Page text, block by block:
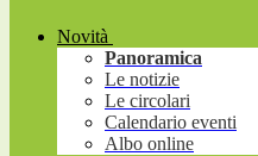
Novità
Panoramica
Le notizie
Le circolari
Calendario eventi
Albo online